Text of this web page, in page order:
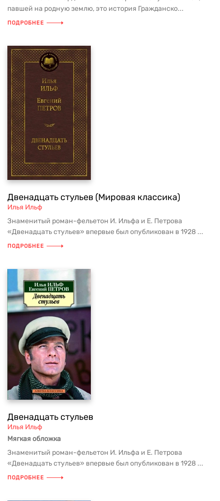
павшей на родную землю, это история Гражданско...
ПОДРОБНЕЕ
Двенадцать стульев (Мировая классика)
Илья Ильф
Знаменитый роман-фельетон И. Ильфа и Е. Петрова
«Двенадцать стульев» впервые был опубликован в 1928 ...
ПОДРОБНЕЕ
Двенадцать стульев
Илья Ильф
Мягкая обложка
Знаменитый роман-фельетон И. Ильфа и Е. Петрова
«Двенадцать стульев» впервые был опубликован в 1928 ...
ПОДРОБНЕЕ